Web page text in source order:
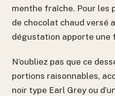
menthe fraîche. Pour les
de chocolat chaud versé
dégustation apporte une
N’oubliez pas que ce
portions raisonnables,
noir type Earl Grey ou